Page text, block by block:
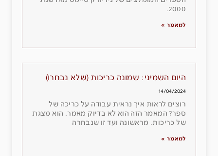
2000.
למאמר »
היום השמיני: שמונה כריכות (שלא נבחרו)
14/04/2024
רוצים לראות איך נראית עבודה על כריכה של
ספר? המאמר הזה הוא לא בדיוק מאמר. הוא מצגת
של כריכות. מראשונה ועד זו שנבחרה
למאמר »